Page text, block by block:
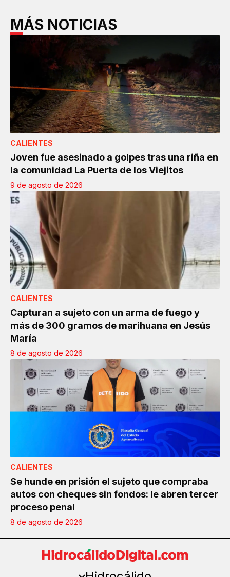
MÁS NOTICIAS
CALIENTES
Joven fue asesinado a golpes tras una riña en
la comunidad La Puerta de los Viejitos
9 de agosto de 2026
CALIENTES
Capturan a sujeto con un arma de fuego y
más de 300 gramos de marihuana en Jesús
María
8 de agosto de 2026
CALIENTES
Se hunde en prisión el sujeto que compraba
autos con cheques sin fondos: le abren tercer
proceso penal
8 de agosto de 2026